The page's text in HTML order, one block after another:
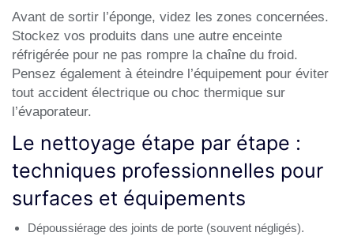
Avant de sortir l’éponge, videz les zones concernées.
Stockez vos produits dans une autre enceinte
réfrigérée pour ne pas rompre la chaîne du froid.
Pensez également à éteindre l’équipement pour éviter
tout accident électrique ou choc thermique sur
l’évaporateur.
Le nettoyage étape par étape :
techniques professionnelles pour
surfaces et équipements
Dépoussiérage des joints de porte (souvent négligés).